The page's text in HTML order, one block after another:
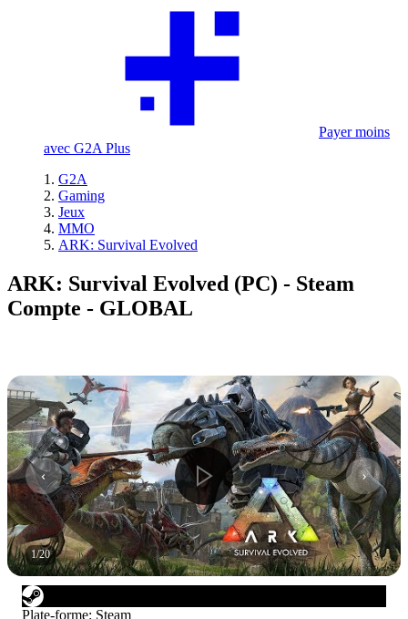
Payer moins
avec G2A Plus
G2A
Gaming
Jeux
MMO
ARK: Survival Evolved
ARK: Survival Evolved (PC) - Steam
Compte - GLOBAL
1/20
Plate-forme: Steam